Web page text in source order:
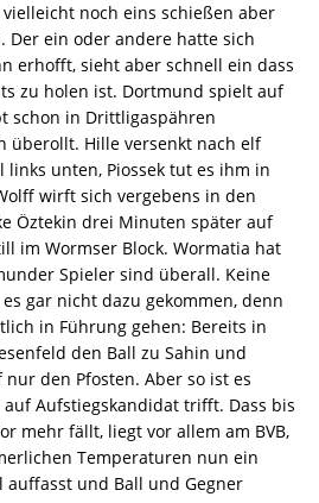
noch eins schießen aber
Der ein oder andere hatte sich
erhofft, sieht aber schnell ein dass
zu holen ist. Dortmund spielt auf
in Drittligaspähren 
überollt. Hille versenkt nach elf
unten, Piossek tut es ihm in
wirft sich vergebens in den
Öztekin drei Minuten später auf
im Wormser Block. Wormatia hat
Spieler sind überall. Keine
gar nicht dazu gekommen, denn
in Führung gehen: Bereits in
den Ball zu Sahin und
den Pfosten. Aber so ist es
Aufstiegskandidat trifft. Dass bis
mehr fällt, liegt vor allem am BVB,
Temperaturen nun ein
auffasst und Ball und Gegner